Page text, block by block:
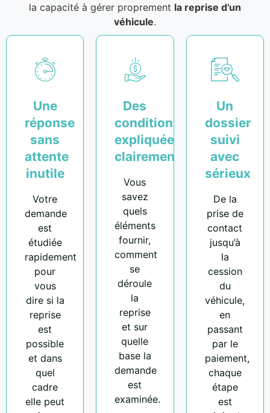
la capacité à gérer proprement la reprise d’un
véhicule.
Une
réponse
sans
attente
inutile
Votre
demande
est
étudiée
rapidement
pour
vous
dire si la
reprise
est
possible
et dans
quel
cadre
elle peut
Des
conditions
expliquées
clairement
Vous
savez
quels
éléments
fournir,
comment
se
déroule
la
reprise
et sur
quelle
base la
demande
est
examinée.
Un
dossier
suivi
avec
sérieux
De la
prise de
contact
jusqu’à
la
cession
du
véhicule,
en
passant
par le
paiement,
chaque
étape
est